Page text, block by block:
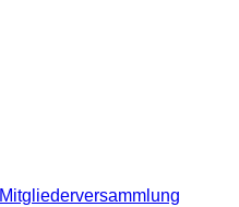
Mitgliederversammlung